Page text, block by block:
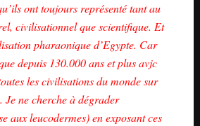
ont toujours représenté tant au
civilisationnel que scientifique. Et
pharaonique d’Egypte. Car
depuis 130.000 ans et plus avjc
les civilisations du monde sur
Je ne cherche à dégrader
aux leucodermes) en exposant ces